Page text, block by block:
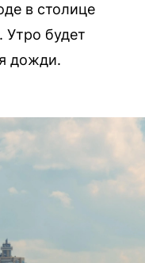
в столице
Утро будет
дожди.